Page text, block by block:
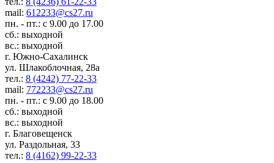
mail: 612233@cs27.ru
пн. - пт.: с 9.00 до 17.00
сб.: выходной
вс.: выходной
г. Южно-Сахалинск
ул. Шлакоблочная, 28а
тел.: 8 (4242) 77-22-33
mail: 772233@cs27.ru
пн. - пт.: с 9.00 до 18.00
сб.: выходной
вс.: выходной
г. Благовещенск
ул. Раздольная, 33
тел.: 8 (4162) 99-22-33